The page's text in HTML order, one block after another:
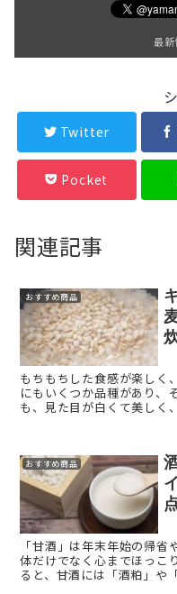
最新
Twitter
Pocket
関連記事
おすすめ商品
もちもちした食感が楽しく
にもいくつか品種があり、
も、見た目が白くて美しく
おすすめ商品
「甘酒」は年末年始の帰省
体だけでなく心までほっこ
ると、甘酒には「酒粕」や